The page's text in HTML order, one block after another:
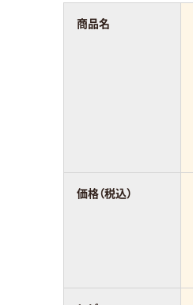
商品名
価格（税込）